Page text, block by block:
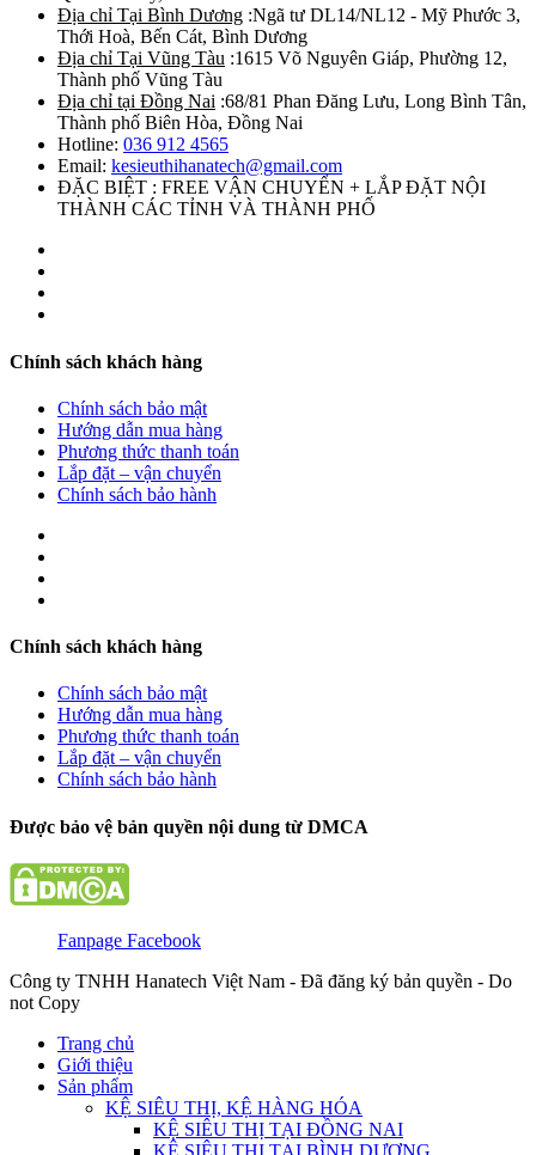
Địa chỉ Tại Bình Dương :Ngã tư DL14/NL12 - Mỹ Phước 3,
Thới Hoà, Bến Cát, Bình Dương
Địa chỉ Tại Vũng Tàu :1615 Võ Nguyên Giáp, Phường 12,
Thành phố Vũng Tàu
Địa chỉ tại Đồng Nai :68/81 Phan Đăng Lưu, Long Bình Tân,
Thành phố Biên Hòa, Đồng Nai
Hotline: 036 912 4565
Email: kesieuthihanatech@gmail.com
ĐẶC BIỆT : FREE VẬN CHUYỂN + LẮP ĐẶT NỘI
THÀNH CÁC TỈNH VÀ THÀNH PHỐ
Chính sách khách hàng
Chính sách bảo mật
Hướng dẫn mua hàng
Phương thức thanh toán
Lắp đặt – vận chuyển
Chính sách bảo hành
Chính sách khách hàng
Chính sách bảo mật
Hướng dẫn mua hàng
Phương thức thanh toán
Lắp đặt – vận chuyển
Chính sách bảo hành
Được bảo vệ bản quyền nội dung từ DMCA
Fanpage Facebook
Công ty TNHH Hanatech Việt Nam - Đã đăng ký bản quyền - Do
not Copy
Trang chủ
Giới thiệu
Sản phẩm
KỆ SIÊU THỊ, KỆ HÀNG HÓA
KỆ SIÊU THỊ TẠI ĐỒNG NAI
KỆ SIÊU THỊ TẠI BÌNH DƯƠNG